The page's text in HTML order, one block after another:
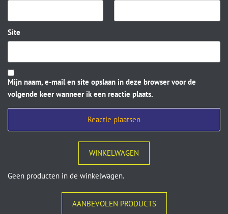
Site
Mijn naam, e-mail en site opslaan in deze browser voor de
volgende keer wanneer ik een reactie plaats.
WINKELWAGEN
Geen producten in de winkelwagen.
AANBEVOLEN PRODUCTS